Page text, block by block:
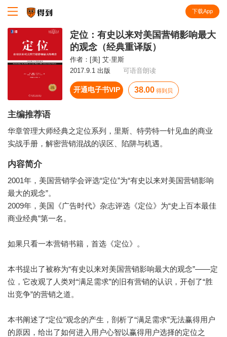
下载App
定位：有史以来对美国营销影响最大
的观念（经典重译版）
作者： [美] 艾·里斯
2017.9.1 出版
可语音朗读
开通电子书VIP 38.00 得到贝
主编推荐语
华章管理大师经典之定位系列，里斯、特劳特一针见血的商业
实战手册，解密营销混战的误区、陷阱与机遇。
内容简介
2001年，美国营销学会评选“定位”为“有史以来对美国营销影响
最大的观念”。
2009年，美国《广告时代》杂志评选《定位》为“史上百本最佳
商业经典”第一名。
如果只看一本营销书籍，首选《定位》。
本书提出了被称为“有史以来对美国营销影响最大的观念”——定
位，它改观了人类对“满足需求”的旧有营销的认识，开创了“胜
出竞争”的营销之道。
本书阐述了“定位”观念的产生，剖析了“满足需求”无法赢得用户
的原因，给出了如何进入用户心智以赢得用户选择的定位之